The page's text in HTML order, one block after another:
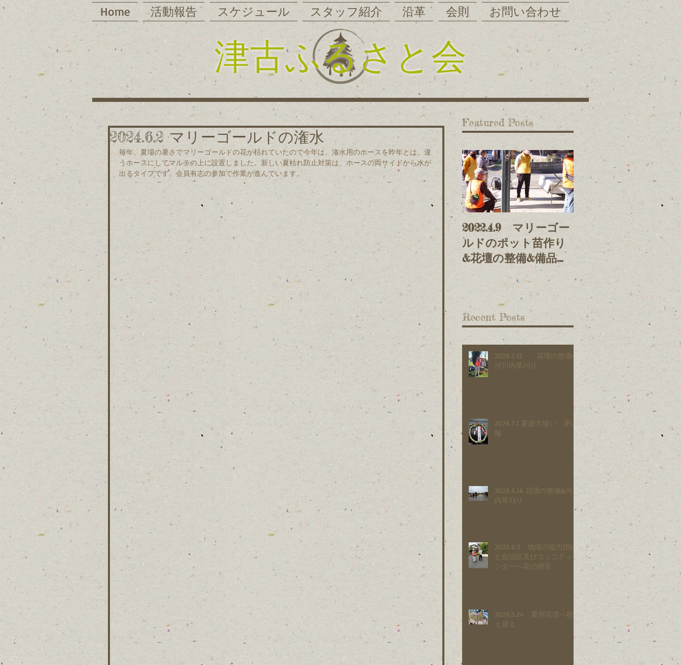
Home 活動報告 スケジュール スタッフ紹介 沿革 会則 お問い合わせ
津古ふるさと会
2024.6.2 マリーゴールドの潅水
毎年、夏場の暑さでマリーゴールドの花が枯れていたので今年は、潅水用のホースを昨年とは、違
うホースにしてマルチの上に設置しました。新しい夏枯れ防止対策は、ホースの両サイドから水が
出るタイプです。会員有志の参加で作業が進んでいます。
Featured Posts
2022.4.9 マリーゴー
ルドのポット苗作り
&花壇の整備&備品整
2021.11.3 鯉の堤上
げ&放流
Recent Posts
2026.7.12 花壇の整備&
河川内草刈り
2026.7.1 夏越大祓い 茅の
輪
2026.6.14 花壇の整備&河川
内草刈り
2026.6.5 地域の協力団体
と自治区及びコミニティセ
ンターへ花の贈呈
2026.5.24 夏用花壇へ植
え替え